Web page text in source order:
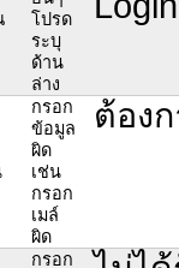
โปรด
ระบุ
ด้าน
ล่าง
กรอก
ข้อมูล
ผิด
เช่น
กรอก
เมล์
ผิด
ต้อง
กรอก